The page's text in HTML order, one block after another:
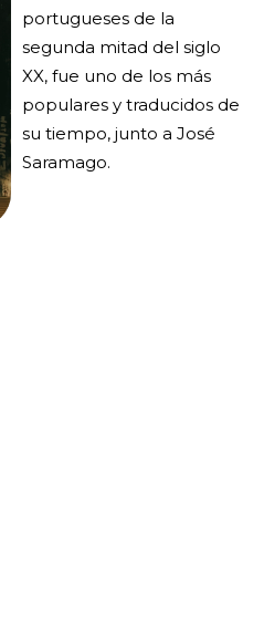
portugueses de la
segunda mitad del siglo
XX, fue uno de los más
populares y traducidos de
su tiempo, junto a José
Saramago.